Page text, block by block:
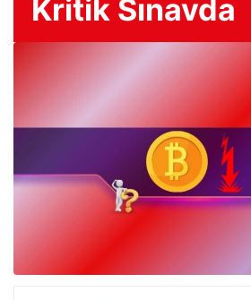
Kritik Sınavda